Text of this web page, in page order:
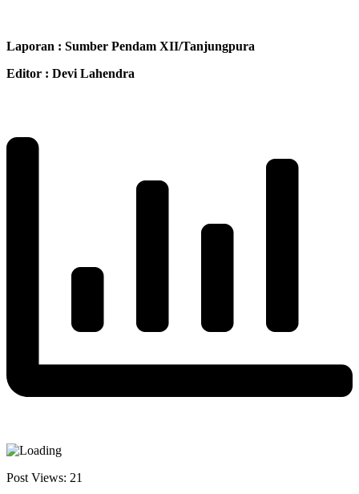
Laporan : Sumber Pendam XII/Tanjungpura
Editor : Devi Lahendra
Post Views: 21